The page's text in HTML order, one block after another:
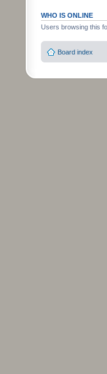
WHO IS ONLINE
Users browsing this
Board index